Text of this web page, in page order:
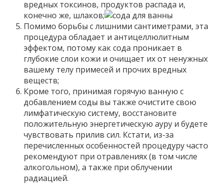
вредных токсинов, продуктов распада и,
конечно же, шлаков;
Помимо борьбы с лишними сантиметрами, эта
процедура обладает и антицеллюлитным
эффектом, потому как сода проникает в
глубокие слои кожи и очищает их от ненужных
вашему телу примесей и прочих вредных
веществ;
Кроме того, принимая горячую ванную с
добавлением соды вы также очистите свою
лимфатическую систему, восстановите
положительную энергетическую ауру и будете
чувствовать прилив сил. Кстати, из-за
перечисленных особенностей процедуру часто
рекомендуют при отравлениях (в том числе
алкогольном), а также при облучении
радиацией.